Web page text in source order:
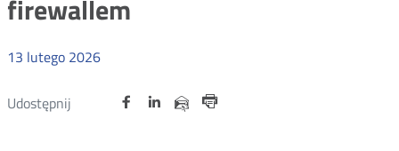
firewallem
13 lutego 2026
Udostępnij
Udostępnij
Otwórz
Udostępnij
OtwórzUdostępnij
OtwórzUdostępnij